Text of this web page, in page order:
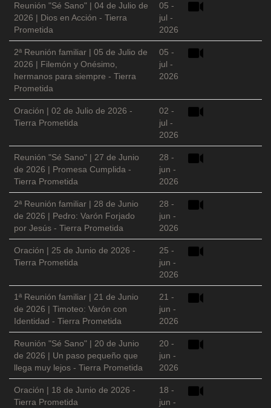
Reunión "Sé Sano" | 04 de Julio de
2026 | Dios en Acción - Tierra
Prometida
05 -
jul -
2026
2ª Reunión familiar | 05 de Julio de
2026 | Filemón y Onésimo,
hermanos para siempre - Tierra
Prometida
05 -
jul -
2026
Oración | 02 de Julio de 2026 -
Tierra Prometida
02 -
jul -
2026
Reunión "Sé Sano" | 27 de Junio
de 2026 | Promesa Cumplida -
Tierra Prometida
28 -
jun -
2026
2ª Reunión familiar | 28 de Junio
de 2026 | Pedro: Varón Forjado
por Jesús - Tierra Prometida
28 -
jun -
2026
Oración | 25 de Junio de 2026 -
Tierra Prometida
25 -
jun -
2026
1ª Reunión familiar | 21 de Junio
de 2026 | Timoteo: Varón con
Identidad - Tierra Prometida
21 -
jun -
2026
Reunión "Sé Sano" | 20 de Junio
de 2026 | Un paso pequeño que
llega muy lejos - Tierra Prometida
20 -
jun -
2026
Oración | 18 de Junio de 2026 -
Tierra Prometida
18 -
jun -